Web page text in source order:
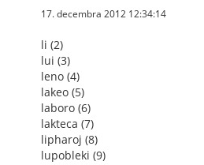
17. decembra 2012 12:34:14
li (2)
lui (3)
leno (4)
lakeo (5)
laboro (6)
lakteca (7)
lipharoj (8)
lupobleki (9)